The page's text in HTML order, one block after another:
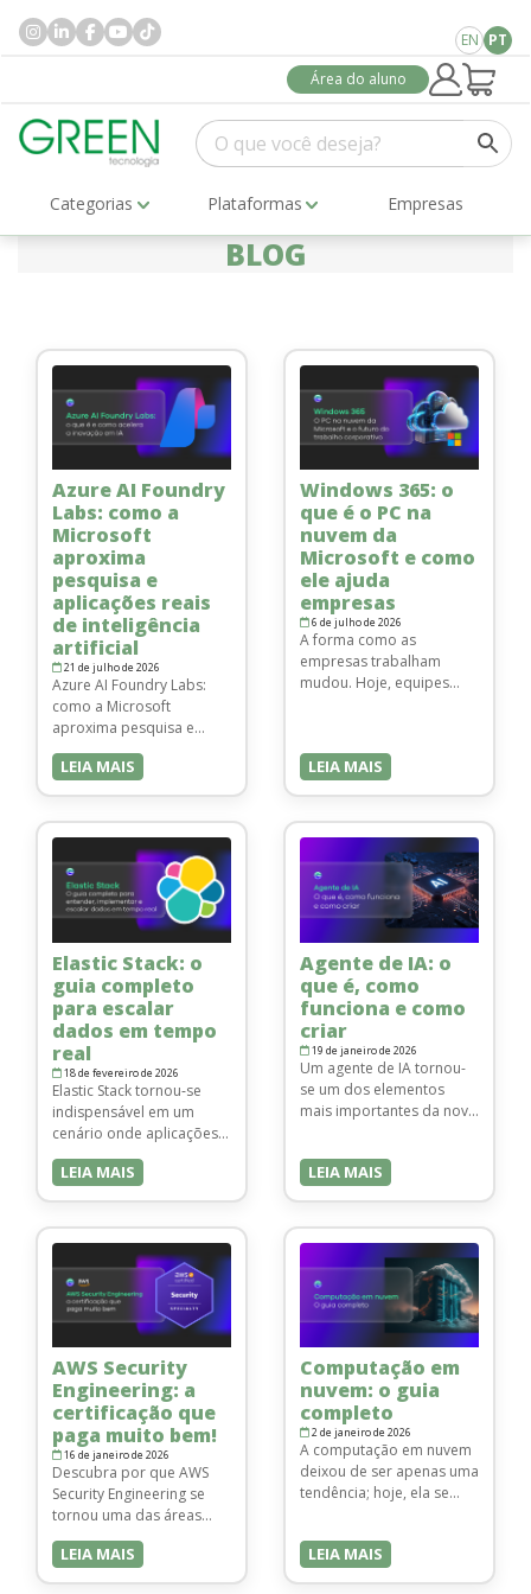
EN PT
Área do aluno
Categorias Plataformas Empresas
BLOG
Azure AI Foundry
Labs: como a
Microsoft
aproxima
pesquisa e
aplicações reais
de inteligência
artificial
21 de julho de 2026
Azure AI Foundry Labs:
como a Microsoft
aproxima pesquisa e
aplicações reais de
inteligência artificial O
avanço da inteligência
apenas quando uma nova
ferramenta chega ao
mercado. Antes de uma
solução ser incorporada a
processos empresariais,
ela passa por etapas de
pesquisa,
experimentação,
validação e
desenvolvimento. O
desafio é transformar
descobertas técnicas …
LEIA MAIS
Windows 365: o
que é o PC na
nuvem da
Microsoft e como
ele ajuda
empresas
6 de julho de 2026
A forma como as
empresas trabalham
mudou. Hoje, equipes
dispositivos e redes. Por
desafio cada vez mais
estratégico. Nesse
cenário, o Windows 365
surge como uma solução
da Microsoft para levar a
experiência do Windows
para a nuvem. …
LEIA MAIS
Elastic Stack: o
guia completo
para escalar
dados em tempo
real
18 de fevereiro de 2026
Elastic Stack tornou‑se
indispensável em um
cenário onde aplicações,
infraestruturas e negócios
geram volumes massivos
de dados a cada
Consequentemente,
encontrar uma forma
eficiente de coletar,
analisar e extrair valor
dessas informações
deixou de ser apenas uma
vantagem e passou a ser
uma necessidade crítica.
Nesse contexto, o Elastic
Stack se consolidou como
uma …
LEIA MAIS
Agente de IA: o
que é, como
funciona e como
criar
19 de janeiro de 2026
Um agente de IA tornou-
se um dos elementos
mais importantes da nova
especialmente porque a
Inteligência Artificial tem
capacidade de executar
tarefas complexas com
autonomia. Além disso,
esses agentes de IA
representam uma
evolução significativa, já
que são projetados para
tomar decisões, agir de
forma independente e
automatizar …
LEIA MAIS
AWS Security
Engineering: a
certificação que
paga muito bem!
16 de janeiro de 2026
Descubra por que AWS
Security Engineering se
tornou uma das áreas
mais valorizadas da
tecnologia, com salários
altos, demanda crescente
LEIA MAIS
Computação em
nuvem: o guia
completo
2 de janeiro de 2026
A computação em nuvem
deixou de ser apenas uma
tendência; hoje, ela se
qualquer empresa que
deseja acelerar a
LEIA MAIS